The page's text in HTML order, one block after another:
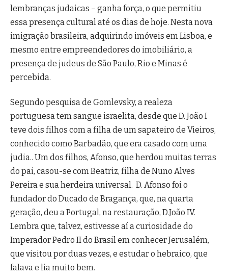
lembranças judaicas – ganha força, o que permitiu
essa presença cultural até os dias de hoje. Nesta nova
imigração brasileira, adquirindo imóveis em Lisboa, e
mesmo entre empreendedores do imobiliário, a
presença de judeus de São Paulo, Rio e Minas é
percebida.
Segundo pesquisa de Gomlevsky, a realeza
portuguesa tem sangue israelita, desde que D. João I
teve dois filhos com a filha de um sapateiro de Vieiros,
conhecido como Barbadão, que era casado com uma
judia.. Um dos filhos, Afonso, que herdou muitas terras
do pai, casou-se com Beatriz, filha de Nuno Alves
Pereira e sua herdeira universal. D. Afonso foi o
fundador do Ducado de Bragança, que, na quarta
geração, deu a Portugal, na restauração, D.João IV.
Lembra que, talvez, estivesse aí a curiosidade do
Imperador Pedro II do Brasil em conhecer Jerusalém,
que visitou por duas vezes, e estudar o hebraico, que
falava e lia muito bem.